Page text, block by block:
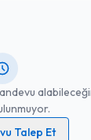
Talep Et